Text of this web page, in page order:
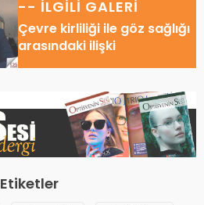
-- İLGİLİ GALERİ
Çevre kirliliği ile göz sağlığı
arasındaki ilişki
Etiketler